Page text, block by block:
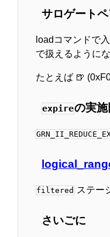
サロゲート
loadコマンドで
で扱えるようにな
たとえば 🍺
expireの実
filtered ステー
さいごに